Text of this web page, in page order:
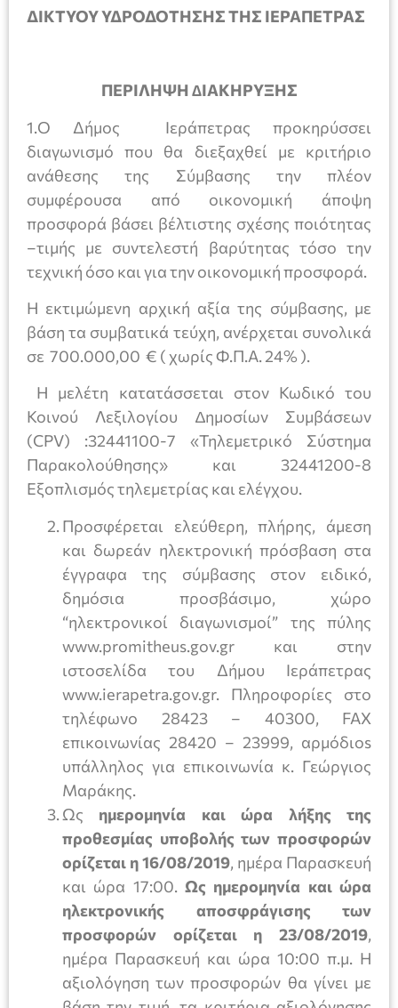
ΔΙΚΤΥΟΥ ΥΔΡΟΔΟΤΗΣΗΣ ΤΗΣ ΙΕΡΑΠΕΤΡΑΣ
ΠΕΡΙΛΗΨΗ ∆ΙΑΚΗΡΥΞΗΣ
1.Ο Δήμος Ιεράπετρας προκηρύσσει
διαγωνισµό που θα διεξαχθεί µε κριτήριο
ανάθεσης της Σύµβασης την πλέον
συμφέρουσα από οικονοµική άποψη
προσφορά βάσει βέλτιστης σχέσης ποιότητας
–τιμής με συντελεστή βαρύτητας τόσο την
τεχνική όσο και για την οικονομική προσφορά.
Η εκτιμώμενη αρχική αξία της σύµβασης, µε
βάση τα συµβατικά τεύχη, ανέρχεται συνολικά
σε 700.000,00 € ( χωρίς Φ.Π.Α. 24% ).
Η µελέτη κατατάσσεται στον Κωδικό του
Κοινού Λεξιλογίου ∆ηµοσίων Συµβάσεων
(CPV) :32441100-7 «Τηλεµετρικό Σύστηµα
Παρακολούθησης» και 32441200-8
Εξοπλισµός τηλεµετρίας και ελέγχου.
Προσφέρεται ελεύθερη, πλήρης, άµεση
και δωρεάν ηλεκτρονική πρόσβαση στα
έγγραφα της σύµβασης στον ειδικό,
δηµόσια προσβάσιµο, χώρο
“ηλεκτρονικοί διαγωνισµοί” της πύλης
www.promitheus.gov.gr και στην
ιστοσελίδα του Δήμου Ιεράπετρας
www.ierapetra.gov.gr. Πληροφορίες στο
τηλέφωνο 28423 – 40300, FAX
επικοινωνίας 28420 – 23999, αρµόδιos
υπάλληλος για επικοινωνία κ. Γεώργιος
Μαράκης.
Ως ηµεροµηνία και ώρα λήξης της
προθεσµίας υποβολής των προσφορών
ορίζεται η 16/08/2019, ημέρα Παρασκευή
και ώρα 17:00. Ως ημερομηνία και ώρα
ηλεκτρονικής αποσφράγισης των
προσφορών ορίζεται η 23/08/2019,
ημέρα Παρασκευή και ώρα 10:00 π.µ. Η
αξιολόγηση των προσφορών θα γίνει µε